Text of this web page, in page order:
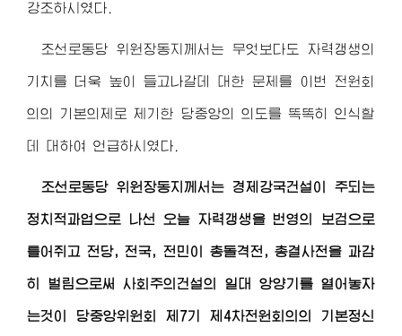
강조하시였다.
조선로동당 위원장동지 께서는 무엇보다도 자력갱생의
기치를 더욱 높이 들고나갈데 대한 문제를 이번 전원회
의의 기본의제로 제기한 당중앙의 의도를 똑똑히 인식할
데 대하여 언급하시였다.
조선로동당 위원장동지 께서는 경제강국건설이 주되는
정치적과업으로 나선 오늘 자력갱생을 번영의 보검으로
틀어쥐고 전당, 전국, 전민이 총돌격전, 총결사전을 과감
히 벌림으로써 사회주의건설의 일대 앙양기를 열어놓자
는것이 당중앙위원회 제7기 제4차전원회의의 기본정신